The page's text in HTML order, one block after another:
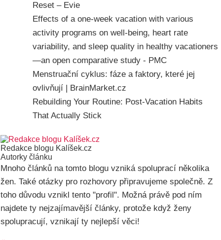
Reset – Evie
Effects of a one-week vacation with various
activity programs on well-being, heart rate
variability, and sleep quality in healthy vacationers
—an open comparative study - PMC
Menstruační cyklus: fáze a faktory, které jej
ovlivňují | BrainMarket.cz
Rebuilding Your Routine: Post‑Vacation Habits
That Actually Stick
Redakce blogu Kalíšek.cz
Autorky článku
Mnoho článků na tomto blogu vzniká spoluprací několika
žen. Také otázky pro rozhovory připravujeme společně. Z
toho důvodu vznikl tento "profil". Možná právě pod ním
najdete ty nejzajímavější články, protože když ženy
spolupracují, vznikají ty nejlepší věci!